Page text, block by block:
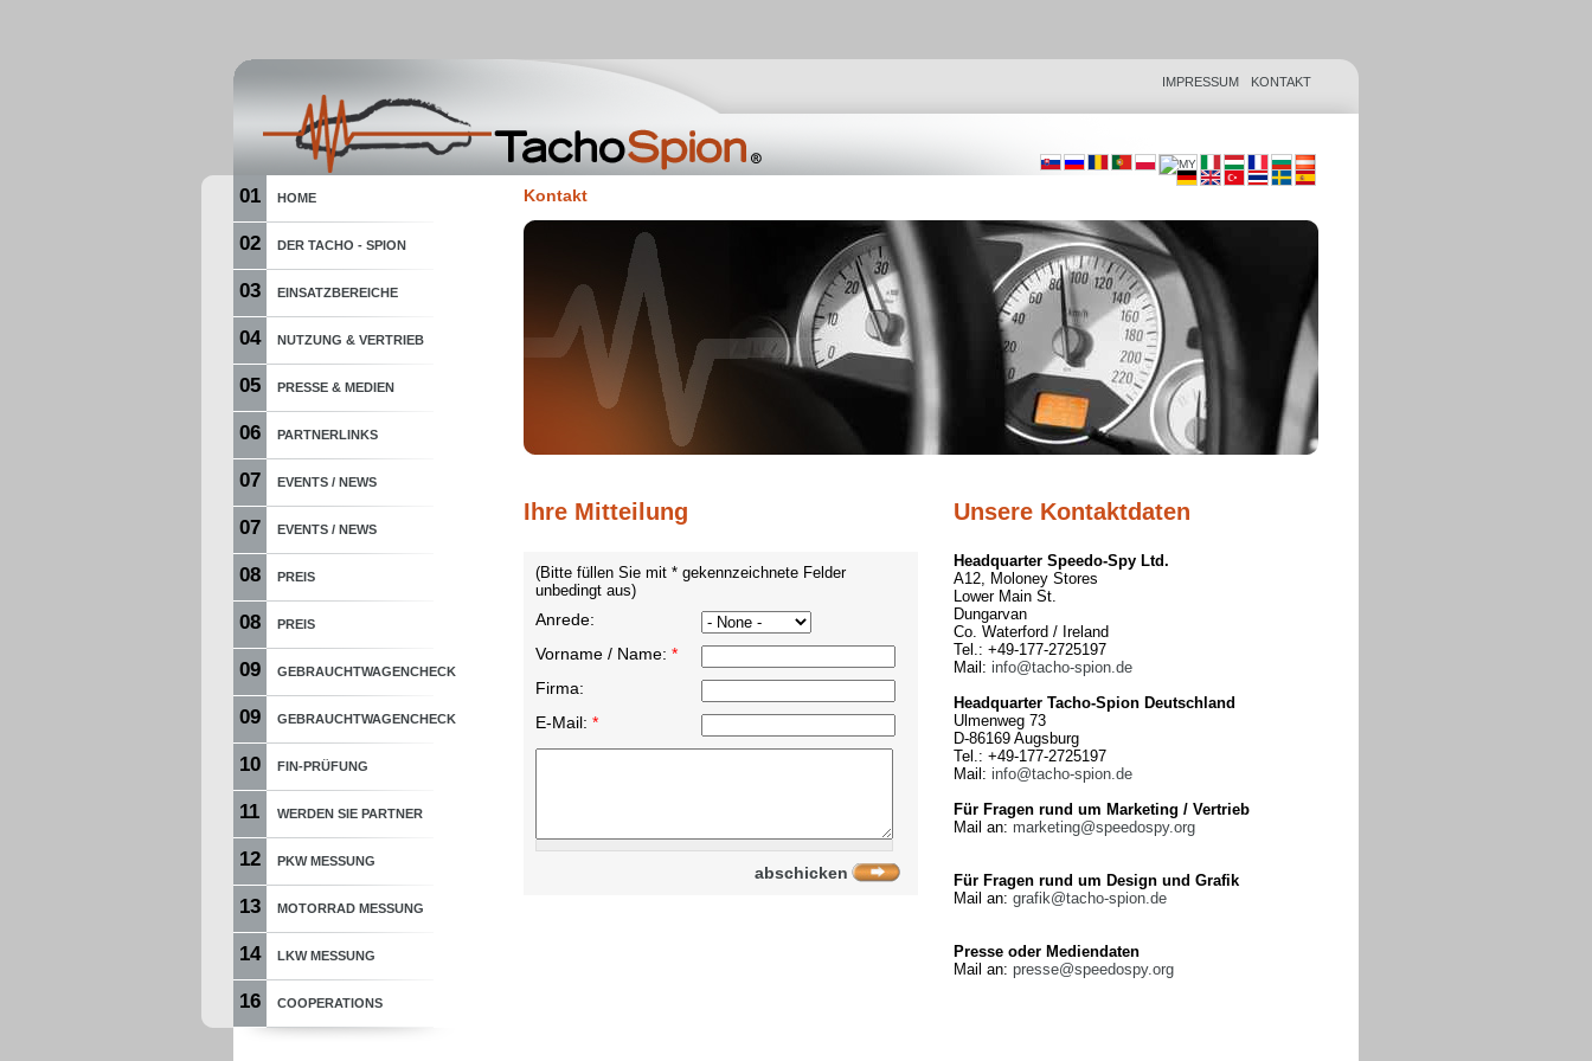
IMPRESSUM KONTAKT
01 HOME
02 DER TACHO - SPION
03 EINSATZBEREICHE
04 NUTZUNG & VERTRIEB
05 PRESSE & MEDIEN
06 PARTNERLINKS
07 EVENTS / NEWS
07 EVENTS / NEWS
08 PREIS
08 PREIS
09 GEBRAUCHTWAGENCHECK
09 GEBRAUCHTWAGENCHECK
10 FIN-PRÜFUNG
11 WERDEN SIE PARTNER
12 PKW MESSUNG
13 MOTORRAD MESSUNG
14 LKW MESSUNG
16 COOPERATIONS
Kontakt
Ihre Mitteilung
(Bitte füllen Sie mit * gekennzeichnete Felder
unbedingt aus)
Anrede:
Vorname / Name: *
Firma:
E-Mail: *
Unsere Kontaktdaten
Headquarter Speedo-Spy Ltd.
A12, Moloney Stores
Lower Main St.
Dungarvan
Co. Waterford / Ireland
Tel.: +49-177-2725197
Mail: info@tacho-spion.de
Headquarter Tacho-Spion Deutschland
Ulmenweg 73
D-86169 Augsburg
Tel.: +49-177-2725197
Mail: info@tacho-spion.de
Für Fragen rund um Marketing / Vertrieb
Mail an: marketing@speedospy.org
Für Fragen rund um Design und Grafik
Mail an: grafik@tacho-spion.de
Presse oder Mediendaten
Mail an: presse@speedospy.org